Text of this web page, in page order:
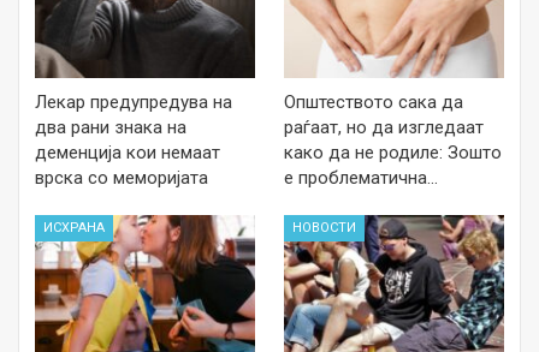
Лекар предупредува на
два рани знака на
деменција кои немаат
врска со меморијата
Општеството сака да
раѓаат, но да изгледаат
како да не родиле: Зошто
е проблематична…
ИСХРАНА НОВОСТИ